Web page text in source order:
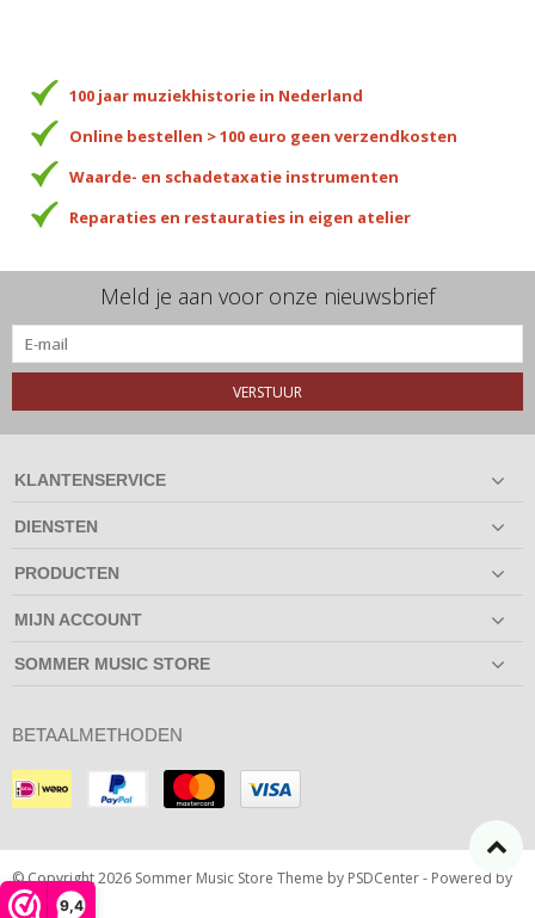
9,4
100 jaar muziekhistorie in Nederland
Online bestellen > 100 euro geen verzendkosten
Waarde- en schadetaxatie instrumenten
Reparaties en restauraties in eigen atelier
Meld je aan voor onze nieuwsbrief
VERSTUUR
KLANTENSERVICE
DIENSTEN
PRODUCTEN
MIJN ACCOUNT
SOMMER MUSIC STORE
BETAALMETHODEN
© Copyright 2026 Sommer Music Store Theme by PSDCenter- Powered by
Lightspeed